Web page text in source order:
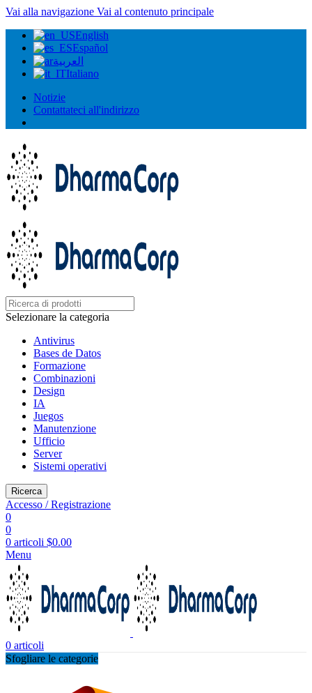
Vai alla navigazione Vai al contenuto principale
English
Español
العربية
Italiano
Notizie
Contattateci all'indirizzo
Selezionare la categoria
Antivirus
Bases de Datos
Formazione
Combinazioni
Design
IA
Juegos
Manutenzione
Ufficio
Server
Sistemi operativi
Ricerca
Accesso / Registrazione
0
0
0 articoli $0.00
Menu
0 articoli
Sfogliare le categorie